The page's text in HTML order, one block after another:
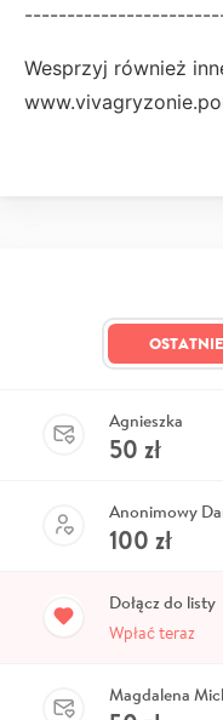
Wesprzyj również
OSTATNIE
Agnieszka
50 zł
Anonimowy
100 zł
Dołącz do listy
Wpłać teraz
Magdalena